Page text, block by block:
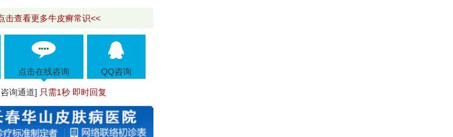
击查看更多牛皮癣常识<<
点击在线咨询 QQ咨询
询通道] 只需1秒 即时回复